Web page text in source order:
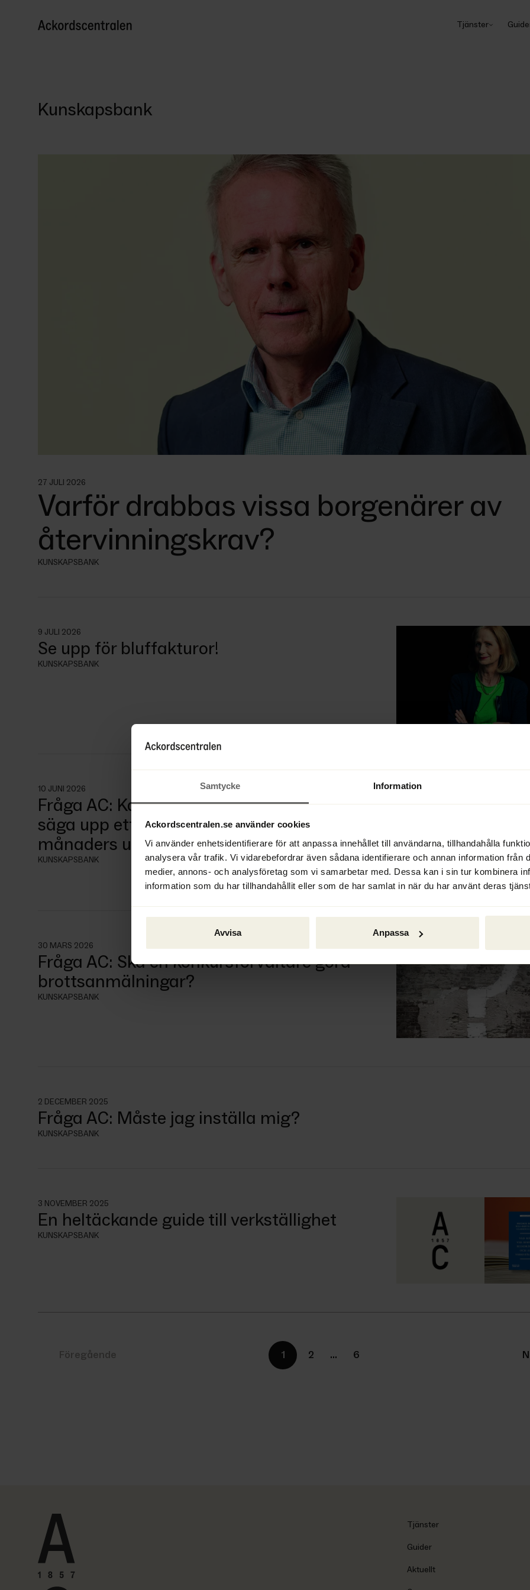
Samtycke Information
Ackordscentralen.se använder cookies
Vi använder enhetsidentifierare för att anpassa innehållet till användarna, tillhandahålla
analysera vår trafik. Vi vidarebefordrar även sådana identifierare och annan information från
medier, annons- och analysföretag som vi samarbetar med. Dessa kan i sin tur kombinera
information som du har tillhandahållit eller som de har samlat in när du har använt deras
Avvisa Anpassa
Tjänster
Kunskapsbank
27 JULI 2026
Varför drabbas vissa borgenärer av
återvinningskrav?
KUNSKAPSBANK
9 JULI 2026
Se upp för bluffakturor!
KUNSKAPSBANK
10 JUNI 2026
Fråga AC: Kan ett företag i rekonstruktion
säga upp ett lokalhyresavtal med tre
månaders uppsägningstid?
KUNSKAPSBANK
30 MARS 2026
Fråga AC: Ska en konkursförvaltare göra
brottsanmälningar?
KUNSKAPSBANK
2 DECEMBER 2025
Fråga AC: Måste jag inställa mig?
KUNSKAPSBANK
3 NOVEMBER 2025
En heltäckande guide till verkställighet
KUNSKAPSBANK
Föregående 1 2 … 6
Tjänster
Guider
Aktuellt